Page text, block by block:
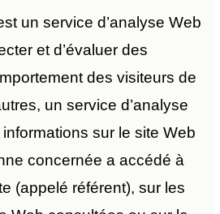
un service d’analyse Web
et d’évaluer des
des visiteurs de
un service d’analyse
sur le site Web
concernée a accédé à
(appelé référent), sur les